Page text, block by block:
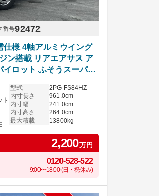
番号92472
仕様 4軸アルミウイング
ン搭載 リアエアサス ア
イロット ふそうスーパー
ト
型式
2PG-FS84HZ
内寸長さ
961.0cm
内寸幅
241.0cm
内寸高さ
264.0cm
最大積載
13800kg
2,200万円
0120-528-522
9:00〜18:00 (日・祝休み)